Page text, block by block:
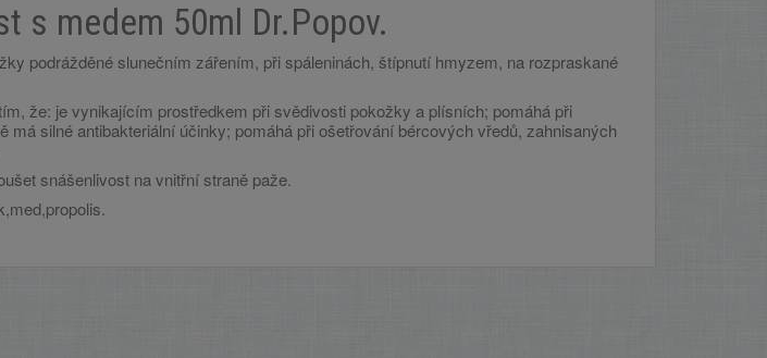
s medem 50ml Dr.Popov.
podrážděné slunečním zářením, při spáleninách, štípnutí hmyzem, na rozpraskané
že: je vynikajícím prostředkem při svědivosti pokožky a plísních; pomáhá při
má silné antibakteriální účinky; pomáhá při ošetřování bércových vředů, zahnisaných
snášenlivost na vnitřní straně paže.